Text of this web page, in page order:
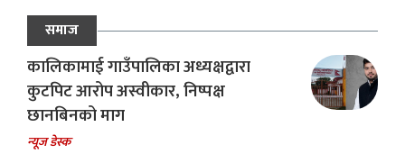
समाज
कालिकामाई गाउँपालिका अध्यक्षद्वारा
कुटपिट आरोप अस्वीकार, निष्पक्ष
छानबिनको माग
न्यूज डेस्क